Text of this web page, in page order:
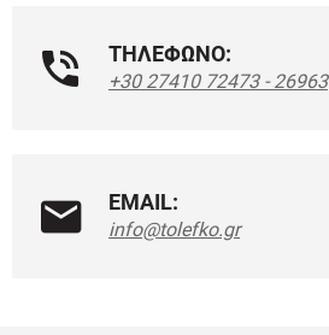
ΤΗΛΕΦΩΝΟ:
+30 27410 72473 - 26963
EMAIL:
info@tolefko.gr